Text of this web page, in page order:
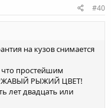
#40
на кузов снимается
что простейшим
РЖАВЫЙ РЫЖИЙ ЦВЕТ!
лет двадцать или